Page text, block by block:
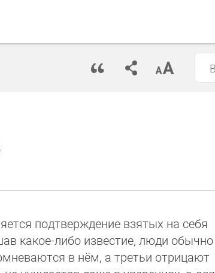
подтверждение взятых на себя
какое-либо известие, люди обычно
в нём, а третьи отрицают